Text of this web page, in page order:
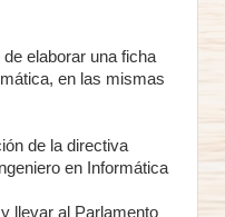
elaborar una ficha
en las mismas
de la directiva
en Informática
llevar al Parlamento